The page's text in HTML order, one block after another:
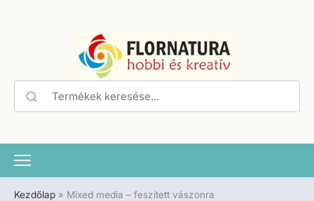
Kezdőlap » Mixed media – feszített vászonra